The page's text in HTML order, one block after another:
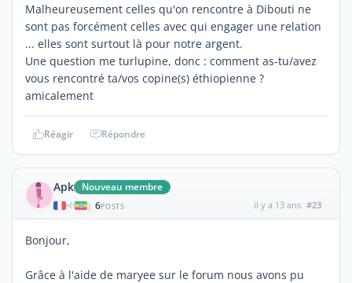
Malheureusement celles qu'on rencontre à Dibouti ne
sont pas forcément celles avec qui engager une relation
... elles sont surtout là pour notre argent.
Une question me turlupine, donc : comment as-tu/avez
vous rencontré ta/vos copine(s) éthiopienne ?
amicalement
Réagir Répondre
Apk Nouveau membre
| 6POSTS il y a 13 ans #23
Bonjour,
Grâce à l'aide de maryee sur le forum nous avons pu